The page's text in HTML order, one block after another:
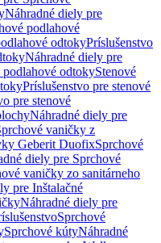
Náhradné diely pre
podlahové
odtokyPríslušenstvo
Náhradné diely pre
podlahové odtokyStenové
Príslušenstvo pre stenové
pre stenové
Náhradné diely pre
vaničky z
Geberit DuofixSprchové
diely pre Sprchové
vaničky zo sanitárneho
pre Inštalačné
Náhradné diely pre
Sprchové
Sprchové kútyNáhradné